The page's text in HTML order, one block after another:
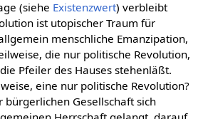
(siehe Existenzwert) verbleibt
ist utopischer Traum für
menschliche Emanzipation,
die nur politische Revolution,
Pfeiler des Hauses stehenläßt.
eine nur politische Revolution?
bürgerlichen Gesellschaft sich